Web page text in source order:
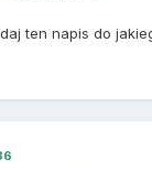
ten napis do